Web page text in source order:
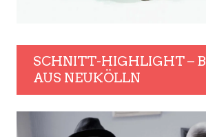
SCHNITT-HIGHLIGHT –
AUS NEUKÖLLN